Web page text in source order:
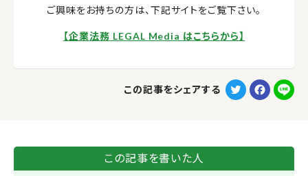
ご興味をお持ちの方は、下記サイトをご覧下さい。
【企業法務 LEGAL Media はこちらから】
この記事をシェアする
T
t
t
F
e
b
L
e
この記事を書いた人